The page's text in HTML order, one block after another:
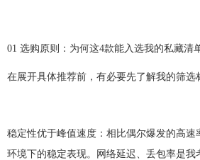
01 选购原则：为何这4款能入选我的私藏清
在展开具体推荐前，有必要先了解我的筛选
稳定性优于峰值速度：相比偶尔爆发的高速
环境下的稳定表现。网络延迟、丢包率是我